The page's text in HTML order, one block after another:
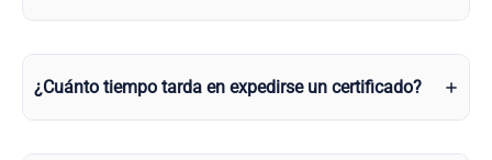
¿Cuánto tiempo tarda en expedirse un certificado?